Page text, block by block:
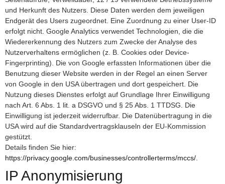
und Herkunft des Nutzers. Diese Daten werden dem jeweiligen
Endgerät des Users zugeordnet. Eine Zuordnung zu einer User-ID
erfolgt nicht. Google Analytics verwendet Technologien, die die
Wiedererkennung des Nutzers zum Zwecke der Analyse des
Nutzerverhaltens ermöglichen (z. B. Cookies oder Device-
Fingerprinting). Die von Google erfassten Informationen über die
Benutzung dieser Website werden in der Regel an einen Server
von Google in den USA übertragen und dort gespeichert. Die
Nutzung dieses Dienstes erfolgt auf Grundlage Ihrer Einwilligung
nach Art. 6 Abs. 1 lit. a DSGVO und § 25 Abs. 1 TTDSG. Die
Einwilligung ist jederzeit widerrufbar. Die Datenübertragung in die
USA wird auf die Standardvertragsklauseln der EU-Kommission
gestützt.
Details finden Sie hier:
https://privacy.google.com/businesses/controllerterms/mccs/
IP Anonymisierung